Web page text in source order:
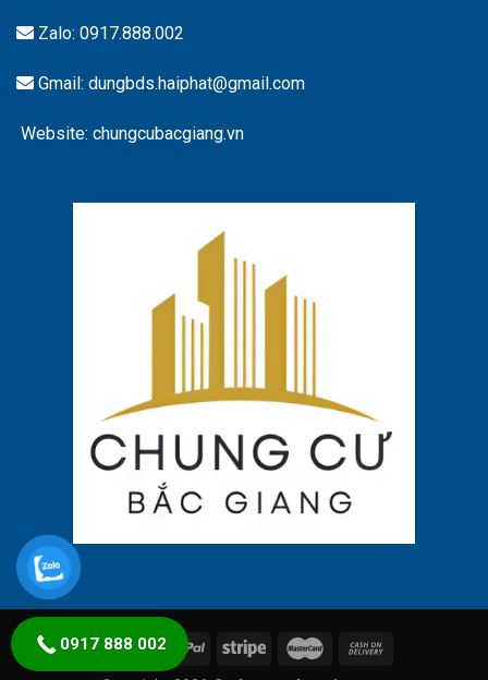
Zalo: 0917.888.002
Gmail: dungbds.haiphat@gmail.com
Website: chungcubacgiang.vn
0917 888 002